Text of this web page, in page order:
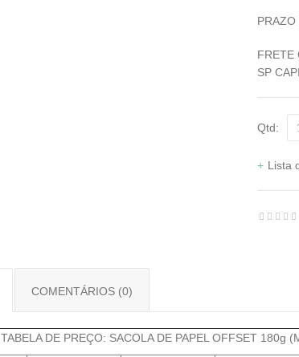
PRAZO
FRETE
SP
Qtd:
Lista
COMENTÁRIOS (0)
TABELA DE PREÇO: SACOLA DE PAPEL OFFSET 180g